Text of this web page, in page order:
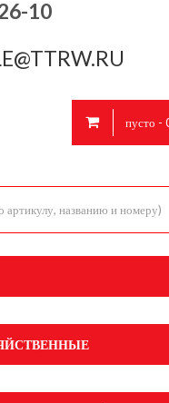
10
пусто -